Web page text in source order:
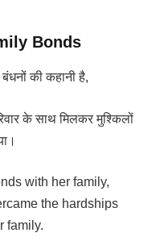
Bonds
की कहानी है,
के साथ मिलकर मुश्किलों
with her family,
the hardships
family.